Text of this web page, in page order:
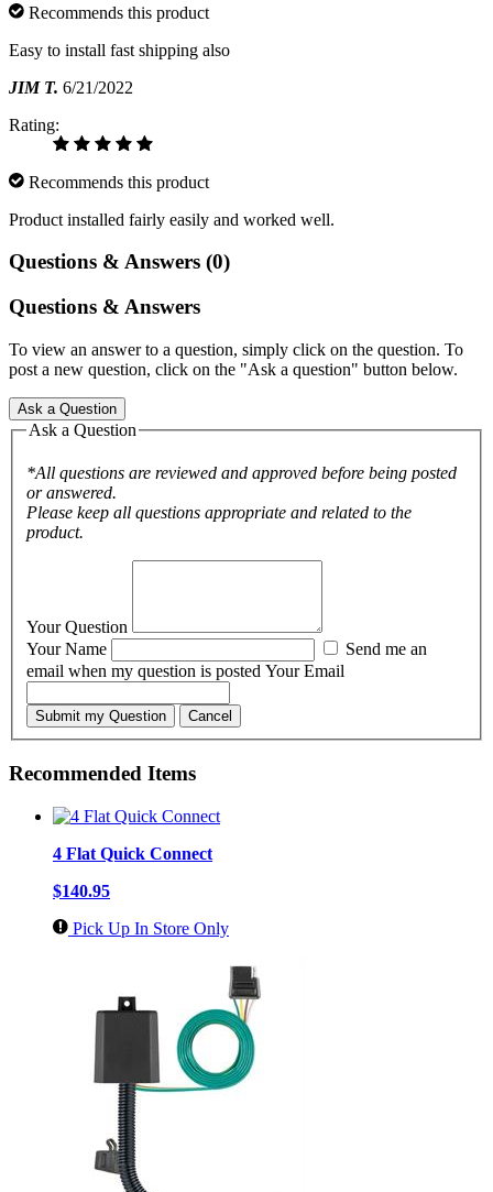
Recommends this product
Easy to install fast shipping also
JIM T. 6/21/2022
Rating:
Recommends this product
Product installed fairly easily and worked well.
Questions & Answers (0)
Questions & Answers
To view an answer to a question, simply click on the question. To
post a new question, click on the "Ask a question" button below.
Ask a Question
Ask a Question
*All questions are reviewed and approved before being posted
or answered.
Please keep all questions appropriate and related to the
product.
Your Question
Your Name
email when my question is posted Your Email
Submit my Question Cancel
Recommended Items
4 Flat Quick Connect
$140.95
Pick Up In Store Only